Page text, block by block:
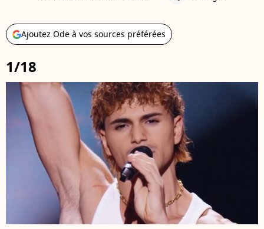
Ajoutez Ode à vos sources préférées
1/18